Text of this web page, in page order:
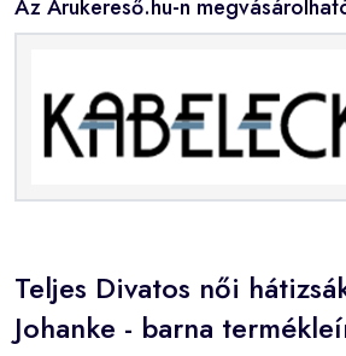
Az Árukereső.hu-n
Teljes Divatos női
Johanke - barna